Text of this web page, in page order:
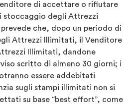
di accettare o rifiutare
stoccaggio degli Attrezzi
che, dopo un periodo di
Attrezzi Illimitati, il Venditore
Illimitati, dandone
scritto di almeno 30 giorni; i
essere addebitati
sugli stampi illimitati non si
su base “best effort”, come